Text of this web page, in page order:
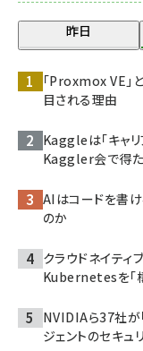
昨日
「Proxmox VE」
目される理由
Kaggleは「キャ
Kaggler会で得た
AIはコードを書け
のか
クラウドネイティ
Kubernetesを「
NVIDIAら37社が
ジェントのセキ